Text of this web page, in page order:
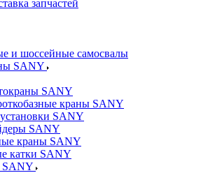
запчастей
и шоссейные самосвалы
SANY
SANY
краны SANY
SANY
SANY
краны SANY
катки SANY
SANY